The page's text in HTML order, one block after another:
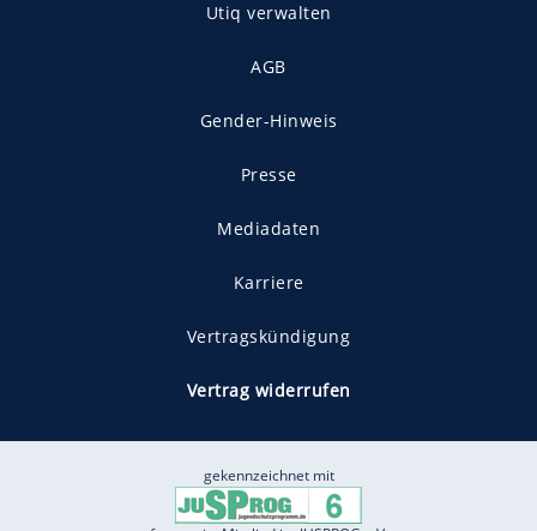
Utiq verwalten
AGB
Gender-Hinweis
Presse
Mediadaten
Karriere
Vertragskündigung
Vertrag widerrufen
gekennzeichnet mit